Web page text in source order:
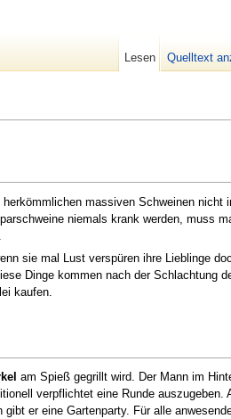
herkömmlichen massiven Schweinen nicht
niemals krank werden, muss
sie mal Lust verspüren ihre Lieblinge
Dinge kommen nach der Schlachtung
kaufen.
am Spieß gegrillt wird. Der Mann im
verpflichtet eine Runde auszugeben.
gibt er eine Gartenparty. Für alle
Lesen Quelltext